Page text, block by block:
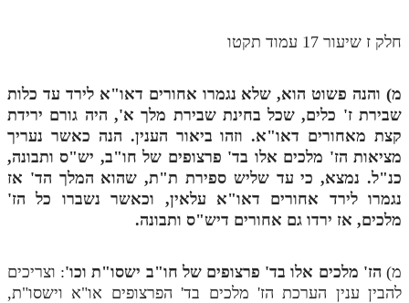
חלק ז שיעור 17 עמוד תקטו
מ) והנה פשוט הוא, שלא נגמרו אחורים דאו"א לירד עד כלות
שבירת ז' כלים, שכל בחינת שבירת מלך א', היה גורם ירידת
קצת מאחורים דאו"א. וזהו ביאור הענין. הנה כאשר נעריך
מציאות הז' מלכים אלו בד' פרצופים של חו"ב, יש"ס ותבונה,
כנ"ל. נמצא, כי עד שליש ספירת ת"ת, שהוא המלך הד' אז
נגמרו לירד אחורים דאו"א עלאין, וכאשר נשברו כל הז'
מלכים, אז ירדו גם אחורים דיש"ס ותבונה.
מ) הז' מלכים אלו בד' פרצופים של חו"ב ישסו"ת וכו': וצריכים
להבין ענין הערכת הז' מלכים בד' הפרצופים או"א וישסו"ת,